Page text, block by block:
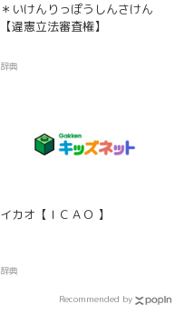
＊いけんりっぽうしんさけん
【違憲立法審査権】
辞典
イカオ【ＩＣＡＯ 】
辞典
Recommended by